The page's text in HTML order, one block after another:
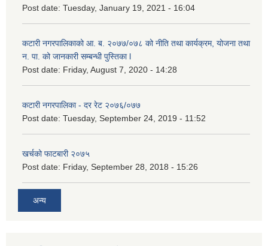
Post date: Tuesday, January 19, 2021 - 16:04
कटारी नगरपालिकाको आ. ब. २०७७/०७८ को नीति तथा कार्यक्रम, योजना तथा
न. पा. को जानकारी सम्बन्धी पुस्तिका l
Post date: Friday, August 7, 2020 - 14:28
कटारी नगरपालिका - दर रेट २०७६/०७७
Post date: Tuesday, September 24, 2019 - 11:52
खर्चको फाटबारी २०७५
Post date: Friday, September 28, 2018 - 15:26
अन्य